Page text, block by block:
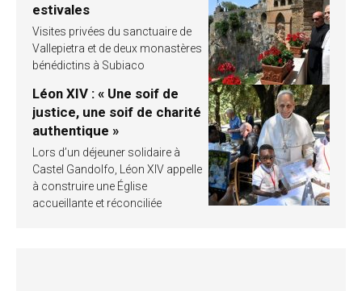
estivales
Visites privées du sanctuaire de
Vallepietra et de deux monastères
bénédictins à Subiaco
Léon XIV : « Une soif de
justice, une soif de charité
authentique »
Lors d’un déjeuner solidaire à
Castel Gandolfo, Léon XIV appelle
à construire une Église
accueillante et réconciliée